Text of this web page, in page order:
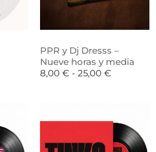
PPR y Dj Dresss –
Nueve horas y media
8,00 € - 25,00 €